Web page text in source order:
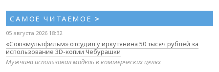
САМОЕ ЧИТАЕМОЕ >
05 августа 2026 18:32
«Союзмультфильм» отсудил у иркутянина 50 тысяч рублей за
использование 3D-копии Чебурашки
Мужчина использовал модель в коммерческих целях